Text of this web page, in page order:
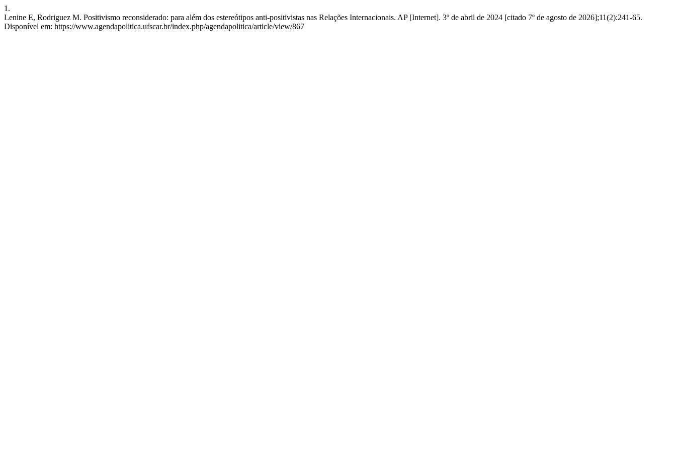
1.
Lenine E, Rodriguez M. Positivismo reconsiderado: para além dos estereótipos anti-positivistas nas Relações Internacionais. AP [Internet]. 3º de abril de 2024 [citado 7º de agosto de 2026];11(2):241-65.
Disponível em: https://www.agendapolitica.ufscar.br/index.php/agendapolitica/article/view/867